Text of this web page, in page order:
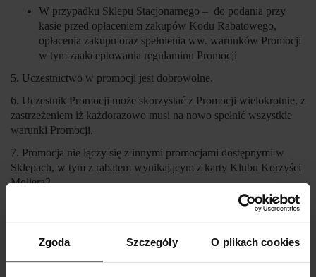
Zgoda Szczegóły O plikach cookies
W przypadku Sklepu Stacjonarnego – do podania przy
kasie przed opłaceniem zakupów Kodu Rabatowego,
opłacenia zakupu oraz spełnienia ww. warunków Promocji
w tym zaakceptowania regulaminu Promocji
5. Uczestnictwo w promocji jest dobrowolne.
6. Uczestnik Promocji może skorzystać z Promocji wielokrotnie, z
zastrzeżeniem iż każdorazowo musi na nowo spełnić wszystkie
warunki Promocji.
7. Promocja nie łączy się z innymi promocjami dostępnymi w
Sklepach, w tym z rabatem wynikającym z karty Klubu Korzyści
Moliera2.
III. POSTĘPOWANIE REKLAMACYJNE
Wszystkie osoby mają prawo zgłaszać Organizatorowi
reklamacje dotyczące ich udziału w Promocji.